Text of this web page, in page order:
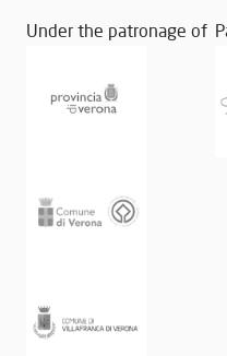
Under the patronage of